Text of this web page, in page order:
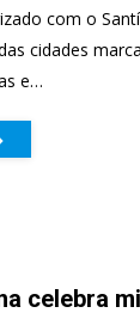
com o
cidades
e…
celebra